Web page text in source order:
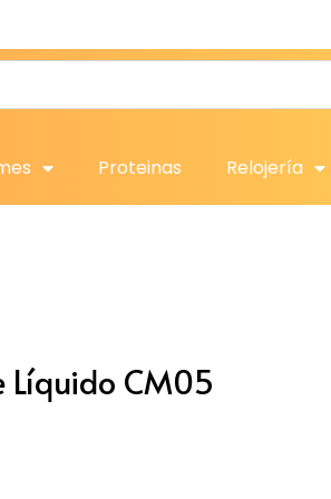
Proteinas Relojería
CM05